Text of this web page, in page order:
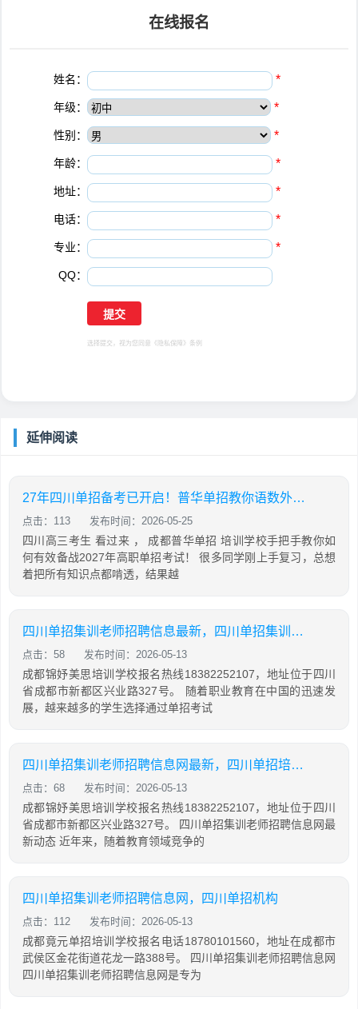
在线报名
姓名： *
年级： *
性别： *
年龄： *
地址： *
电话： *
专业： *
QQ：
选择提交，视为您同意 《隐私保障》 条例
延伸阅读
27年四川单招备考已开启！普华单招教你语数外，通用信息技术如何有效备考
点击：113 发布时间：2026-05-25
四川高三考生 看过来 ， 成都普华单招 培训学校手把手教你如
何有效备战2027年高职单招考试！ 很多同学刚上手复习，总想
着把所有知识点都啃透，结果越
四川单招集训老师招聘信息最新，四川单招集训老师招聘信息最新消息
点击：58 发布时间：2026-05-13
成都锦妤美思培训学校报名热线18382252107，地址位于四川
省成都市新都区兴业路327号。 随着职业教育在中国的迅速发
展，越来越多的学生选择通过单招考试
四川单招集训老师招聘信息网最新，四川单招培训学校
点击：68 发布时间：2026-05-13
成都锦妤美思培训学校报名热线18382252107，地址位于四川
省成都市新都区兴业路327号。 四川单招集训老师招聘信息网最
新动态 近年来，随着教育领域竞争的
四川单招集训老师招聘信息网，四川单招机构
点击：112 发布时间：2026-05-13
成都竟元单招培训学校报名电话18780101560，地址在成都市
武侯区金花街道花龙一路388号。 四川单招集训老师招聘信息网
四川单招集训老师招聘信息网是专为